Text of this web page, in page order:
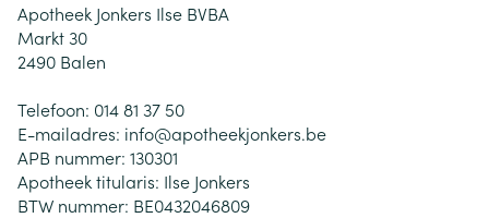
Apotheek Jonkers Ilse BVBA
Markt 30
2490 Balen
Telefoon: 014 81 37 50
E-mailadres: info@apotheekjonkers.be
APB nummer: 130301
Apotheek titularis: Ilse Jonkers
BTW nummer: BE0432046809